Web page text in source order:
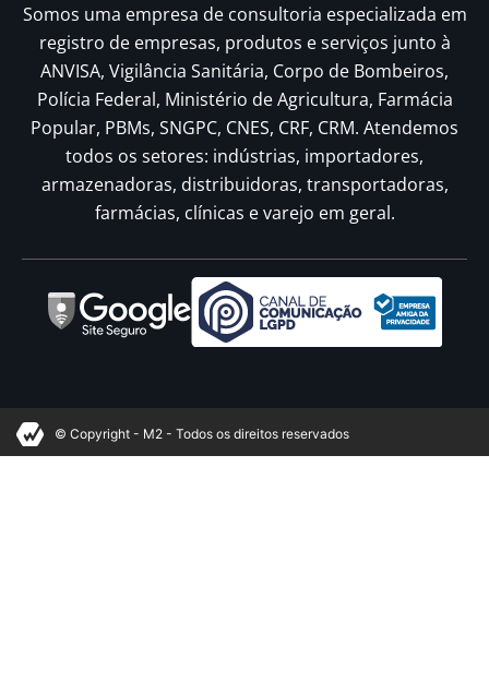
Somos uma empresa de consultoria especializada em
registro de empresas, produtos e serviços junto à
ANVISA, Vigilância Sanitária, Corpo de Bombeiros,
Polícia Federal, Ministério de Agricultura, Farmácia
Popular, PBMs, SNGPC, CNES, CRF, CRM. Atendemos
todos os setores: indústrias, importadores,
armazenadoras, distribuidoras, transportadoras,
farmácias, clínicas e varejo em geral.
© Copyright - M2 - Todos os direitos reservados